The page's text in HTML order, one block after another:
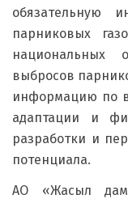
обязательную
парниковых
национальных
выбросов
информацию по
адаптации и
разработки и
потенциала.
АО «Жасыл